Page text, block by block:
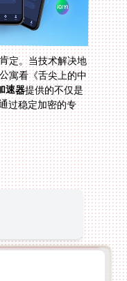
定。当技术解决地
寓看《舌尖上的中
速器提供的不仅是
网络通道，更是情感联结的桥梁——通过稳定加密的专